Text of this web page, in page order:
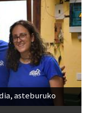
asteburuko